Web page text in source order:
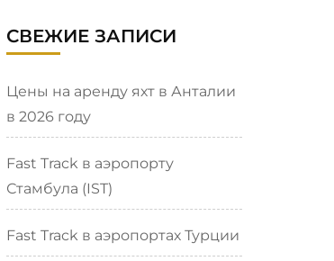
СВЕЖИЕ ЗАПИСИ
Цены на аренду яхт в Анталии
в 2026 году
Fast Track в аэропорту
Стамбула (IST)
Fast Track в аэропортах Турции